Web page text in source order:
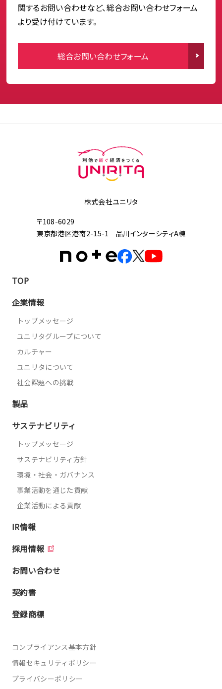
関するお問い合わせなど、総合お問い合わせフォーム
より受け付けています。
総合お問い合わせフォーム
株式会社ユニリタ
〒108-6029
東京都港区港南2-15-1 品川インターシティA棟
TOP
企業情報
トップメッセージ
ユニリタグループについて
カルチャー
ユニリタについて
社会課題への挑戦
製品
サステナビリティ
トップメッセージ
サステナビリティ方針
環境・社会・ガバナンス
事業活動を通じた貢献
企業活動による貢献
IR情報
採用情報
お問い合わせ
契約書
登録商標
コンプライアンス基本方針
情報セキュリティポリシー
プライバシーポリシー